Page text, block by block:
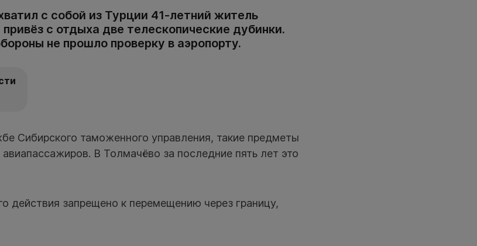
с собой из Турции 41-летний житель
с отдыха две телескопические дубинки.
не прошло проверку в аэропорту.
Сибирского таможенного управления, такие предметы
В Толмачёво за последние пять лет это
действия запрещено к перемещению через границу,